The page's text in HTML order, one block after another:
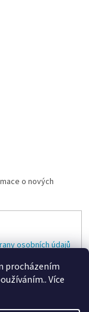
procházením
Více
o nových
osobních údajů